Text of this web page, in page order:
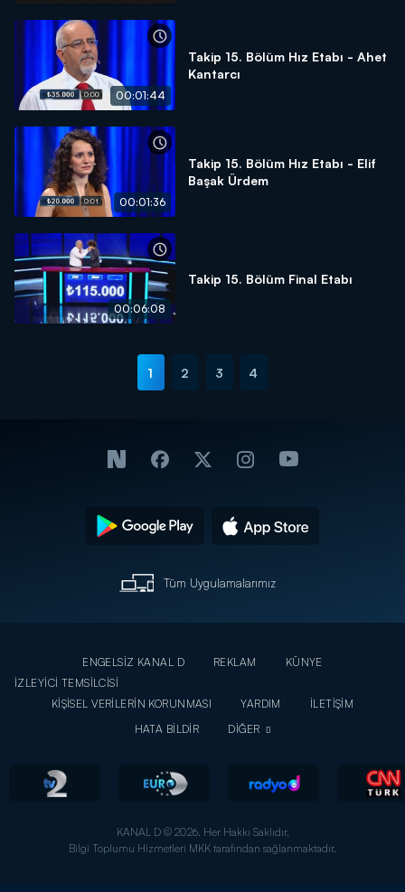
00:01:44
Takip 15. Bölüm Hız Etabı - Ahet
Kantarcı
00:01:36
Takip 15. Bölüm Hız Etabı - Elif
Başak Ürdem
00:06:08
Takip 15. Bölüm Final Etabı
1 2 3 4
Tüm Uygulamalarımız
ENGELSİZ KANAL D REKLAM
KÜNYE
İZLEYİCİ TEMSİLCİSİ
KİŞİSEL VERİLERİN KORUNMASI
YARDIM
İLETİŞİM
HATA BİLDİR
DİĞER
KANAL D © 2026. Her Hakkı Saklıdır.
Bilgi Toplumu Hizmetleri MKK tarafından sağlanmaktadır.